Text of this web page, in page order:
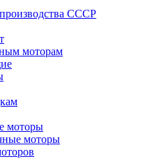
СССР
моторам
моторы
моторы